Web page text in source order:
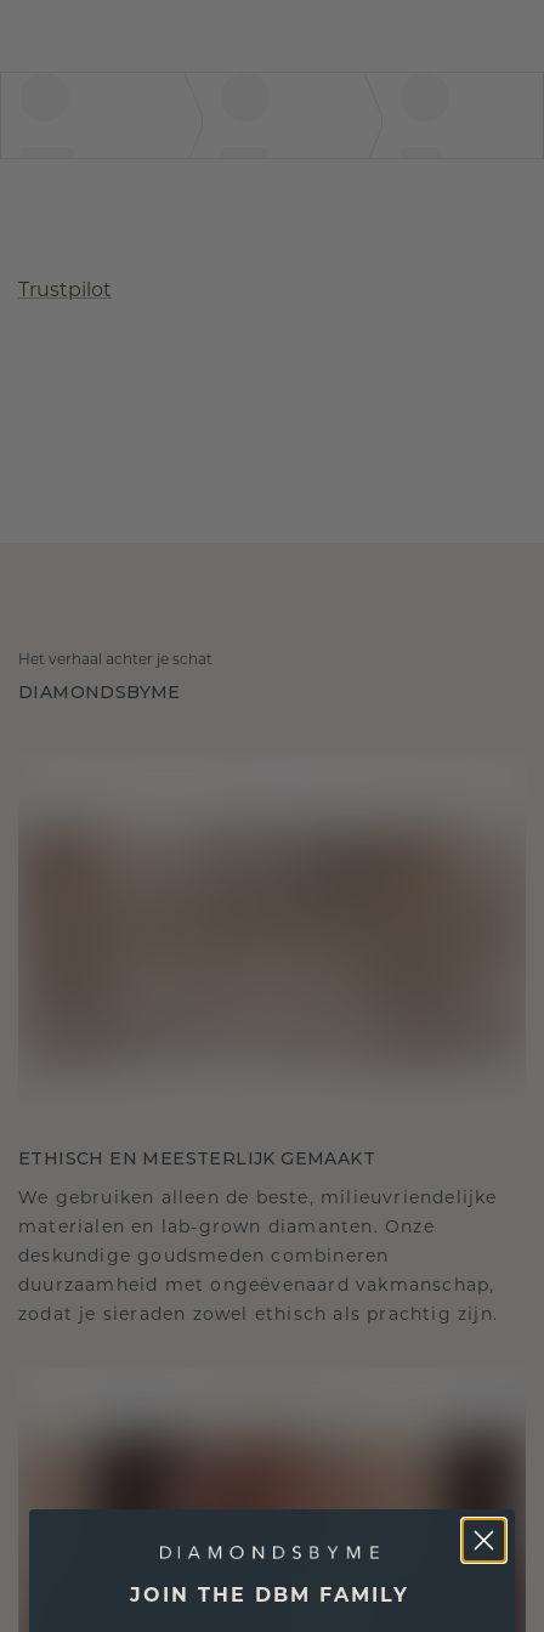
Trustpilot
Het verhaal achter je schat
DIAMONDSBYME
ETHISCH EN MEESTERLIJK GEMAAKT
We gebruiken alleen de beste, milieuvriendelijke
materialen en lab-grown diamanten. Onze
deskundige goudsmeden combineren
duurzaamheid met ongeëvenaard vakmanschap,
zodat je sieraden zowel ethisch als prachtig zijn.
JOIN THE DBM FAMILY